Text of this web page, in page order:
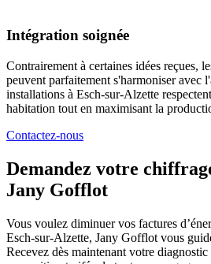
Intégration soignée
Contrairement à certaines idées reçues,
peuvent parfaitement s'harmoniser avec
installations à Esch-sur-Alzette
habitation tout en maximisant la
Contactez-nous
Demandez votre
Jany Gofflot
Vous voulez diminuer vos factures
Esch-sur-Alzette, Jany Gofflot vous
Recevez dès maintenant votre